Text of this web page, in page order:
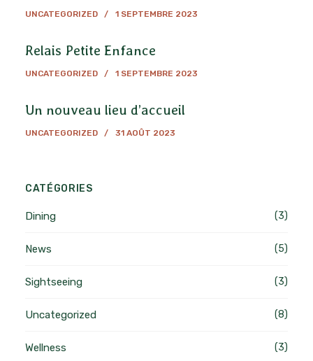
UNCATEGORIZED 1 SEPTEMBRE 2023
Relais Petite Enfance
UNCATEGORIZED 1 SEPTEMBRE 2023
Un nouveau lieu d’accueil
UNCATEGORIZED 31 AOÛT 2023
CATÉGORIES
Dining (3)
News (5)
Sightseeing (3)
Uncategorized (8)
Wellness (3)